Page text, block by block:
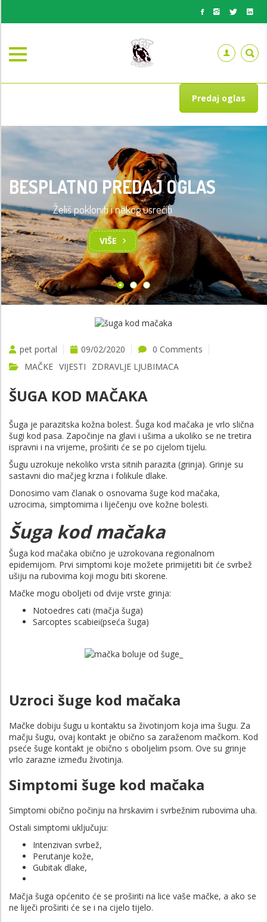
Predaj oglas
BESPLATNO PREDAJ OGLAS
Želiš pokloniti i nekog usrećiti
VIŠE
pet portal 09/02/2020
0 Comments
MAČKE VIJESTI ZDRAVLJE LJUBIMACA
ŠUGA KOD MAČAKA
Šuga je parazitska kožna bolest. Šuga kod mačaka je vrlo slična
šugi kod pasa. Započinje na glavi i ušima a ukoliko se ne tretira
ispravni i na vrijeme, proširiti će se po cijelom tijelu.
Šugu uzrokuje nekoliko vrsta sitnih parazita (grinja). Grinje su
sastavni dio mačjeg krzna i folikule dlake.
Donosimo vam članak o osnovama šuge kod mačaka,
uzrocima, simptomima i liječenju ove kožne bolesti.
Šuga kod mačaka
Šuga kod mačaka obično je uzrokovana regionalnom
epidemijom. Prvi simptomi koje možete primijetiti bit će svrbež
ušiju na rubovima koji mogu biti skorene.
Mačke mogu oboljeti od dvije vrste grinja:
Notoedres cati (mačja šuga)
Sarcoptes scabiei(pseća šuga)
Uzroci šuge kod mačaka
Mačke dobiju šugu u kontaktu sa životinjom koja ima šugu. Za
mačju šugu, ovaj kontakt je obično sa zaraženom mačkom. Kod
pseće šuge kontakt je obično s oboljelim psom. Ove su grinje
vrlo zarazne između životinja.
Simptomi šuge kod mačaka
Simptomi obično počinju na hrskavim i svrbežnim rubovima uha.
Ostali simptomi uključuju:
Intenzivan svrbež,
Perutanje kože,
Gubitak dlake,
Mačja šuga općenito će se proširiti na lice vaše mačke, a ako se
ne liječi proširiti će se i na cijelo tijelo.